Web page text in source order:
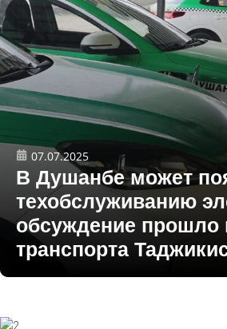
07.07.2025
В Душанбе может
техобслуживанию
обсуждение прошло
транспорта